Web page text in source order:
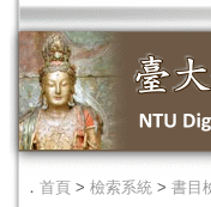
． 首頁 > 檢索系統 > 書目